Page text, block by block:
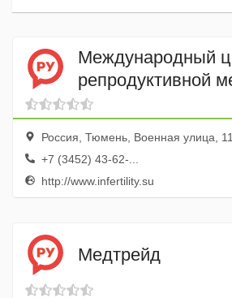
Международный
репродуктивной
Меркурий
Россия, Тюмень, Военная улица,
+7 (3452) 43-62-...
http://www.infertility.su
Медтрейд